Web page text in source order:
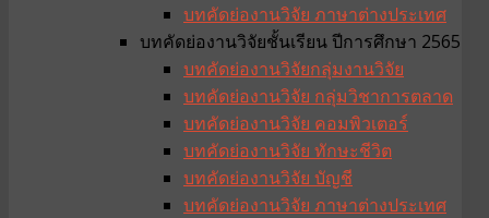
บทคัดย่องานวิจัย ภาษาต่างประเทศ
บทคัดย่องานวิจัยชั้นเรียน ปีการศึกษา 2565
บทคัดย่องานวิจัยกลุ่มงานวิจัย
บทคัดย่องานวิจัย กลุ่มวิชาการตลาด
บทคัดย่องานวิจัย คอมพิวเตอร์
บทคัดย่องานวิจัย ทักษะชีวิต
บทคัดย่องานวิจัย บัญชี
บทคัดย่องานวิจัย ภาษาต่างประเทศ